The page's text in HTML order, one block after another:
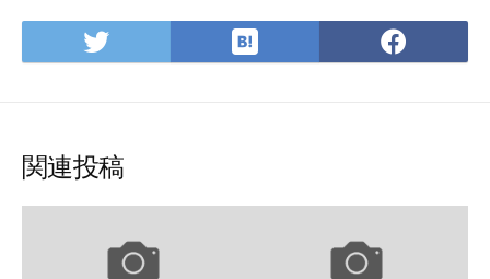
Twitter
で
は
て
マ
で
関連投稿